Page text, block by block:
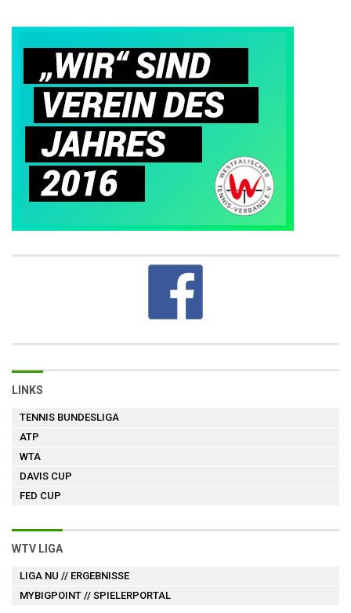
LINKS
TENNIS BUNDESLIGA
ATP
WTA
DAVIS CUP
FED CUP
WTV LIGA
LIGA NU // ERGEBNISSE
MYBIGPOINT // SPIELERPORTAL